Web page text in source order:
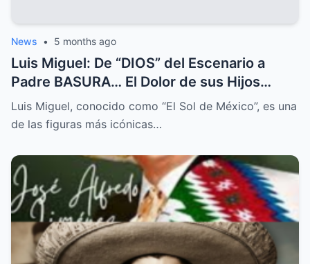
News • 5 months ago
Luis Miguel: De “DIOS” del Escenario a
Padre BASURA… El Dolor de sus Hijos
Abandonados.
Luis Miguel, conocido como “El Sol de México”, es una
de las figuras más icónicas…